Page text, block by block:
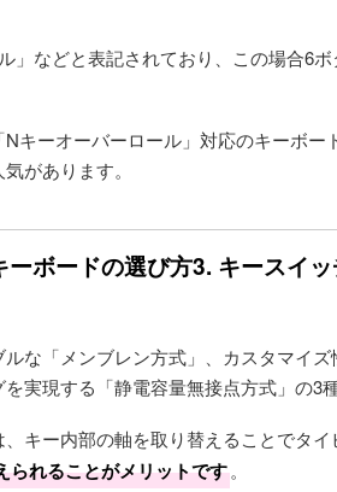
」などと表記されており、この場合6
キーオーバーロール」対応のキーボー
があります。
ボードの選び方3. キースイ
な「メンブレン方式」、カスタマイ
実現する「静電容量無接点方式」の3
キー内部の軸を取り替えることでタ
られることがメリットです。